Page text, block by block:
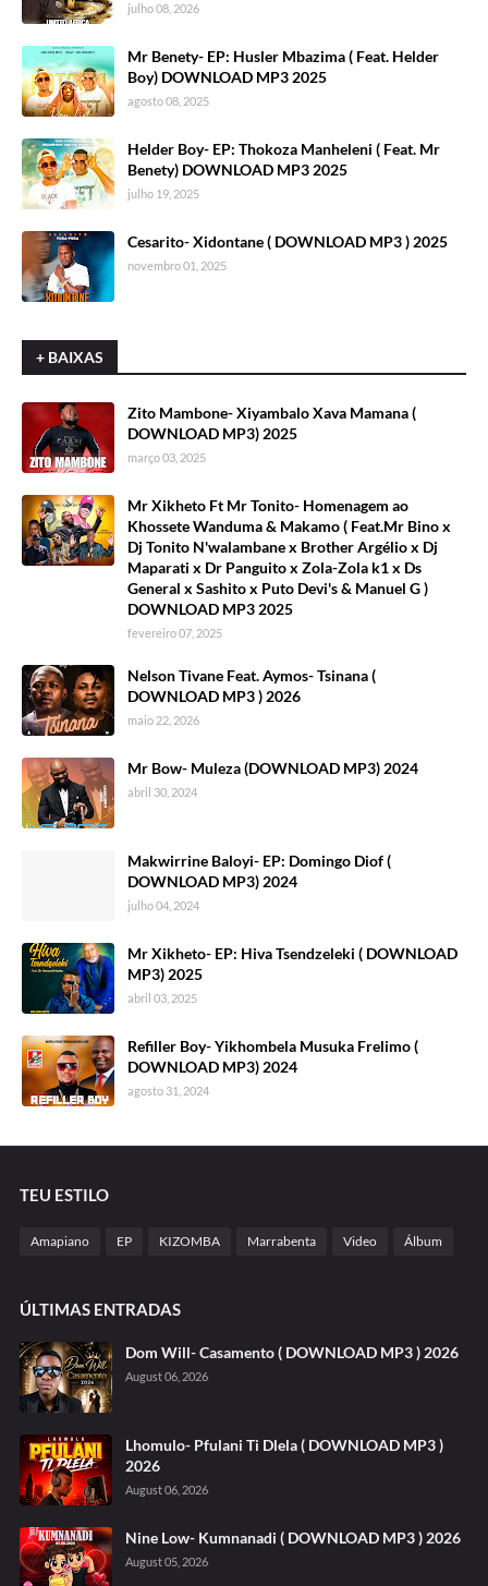
julho 08, 2026
Mr Benety- EP: Husler Mbazima ( Feat. Helder
Boy) DOWNLOAD MP3 2025
agosto 08, 2025
Helder Boy- EP: Thokoza Manheleni ( Feat. Mr
Benety) DOWNLOAD MP3 2025
julho 19, 2025
Cesarito- Xidontane ( DOWNLOAD MP3 ) 2025
novembro 01, 2025
+ BAIXAS
Zito Mambone- Xiyambalo Xava Mamana (
DOWNLOAD MP3) 2025
março 03, 2025
Mr Xikheto Ft Mr Tonito- Homenagem ao
Khossete Wanduma & Makamo ( Feat.Mr Bino x
Dj Tonito N'walambane x Brother Argélio x Dj
Maparati x Dr Panguito x Zola-Zola k1 x Ds
General x Sashito x Puto Devi's & Manuel G )
DOWNLOAD MP3 2025
fevereiro 07, 2025
Nelson Tivane Feat. Aymos- Tsinana (
DOWNLOAD MP3 ) 2026
maio 22, 2026
Mr Bow- Muleza (DOWNLOAD MP3) 2024
abril 30, 2024
Makwirrine Baloyi- EP: Domingo Diof (
DOWNLOAD MP3) 2024
julho 04, 2024
Mr Xikheto- EP: Hiva Tsendzeleki ( DOWNLOAD
MP3) 2025
abril 03, 2025
Refiller Boy- Yikhombela Musuka Frelimo (
DOWNLOAD MP3) 2024
agosto 31, 2024
TEU ESTILO
Amapiano EP KIZOMBA Marrabenta Video Álbum
ÚLTIMAS ENTRADAS
Dom Will- Casamento ( DOWNLOAD MP3 ) 2026
August 06, 2026
Lhomulo- Pfulani Ti Dlela ( DOWNLOAD MP3 )
2026
August 06, 2026
Nine Low- Kumnanadi ( DOWNLOAD MP3 ) 2026
August 05, 2026